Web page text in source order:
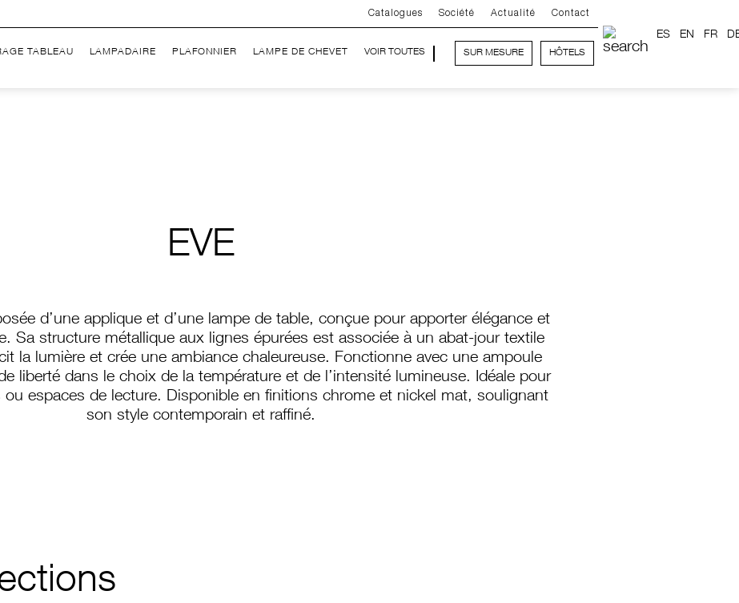
Catalogues Société Actualité Contact
TABLEAU LAMPADAIRE PLAFONNIER LAMPE DE CHEVET VOIR TOUTES SUR MESURE HÔTELS
ES EN FR
EVE
d’une applique et d’une lampe de table, conçue pour apporter élégance et
Sa structure métallique aux lignes épurées est associée à un abat-jour textile
la lumière et crée une ambiance chaleureuse. Fonctionne avec une ampoule
liberté dans le choix de la température et de l’intensité lumineuse. Idéale pour
espaces de lecture. Disponible en finitions chrome et nickel mat, soulignant
son style contemporain et raffiné.